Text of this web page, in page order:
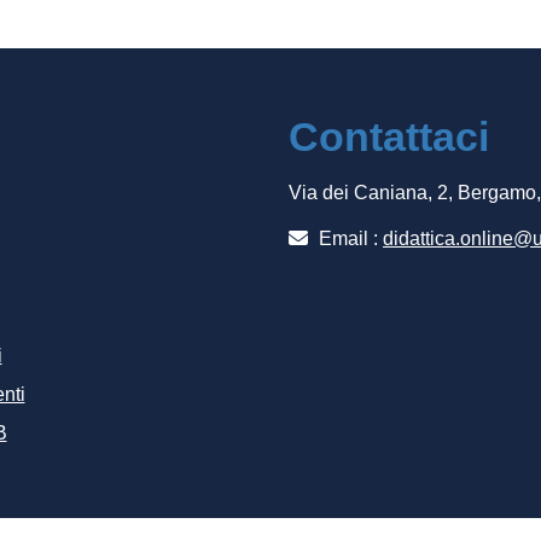
Contattaci
Via dei Caniana, 2,
Email :